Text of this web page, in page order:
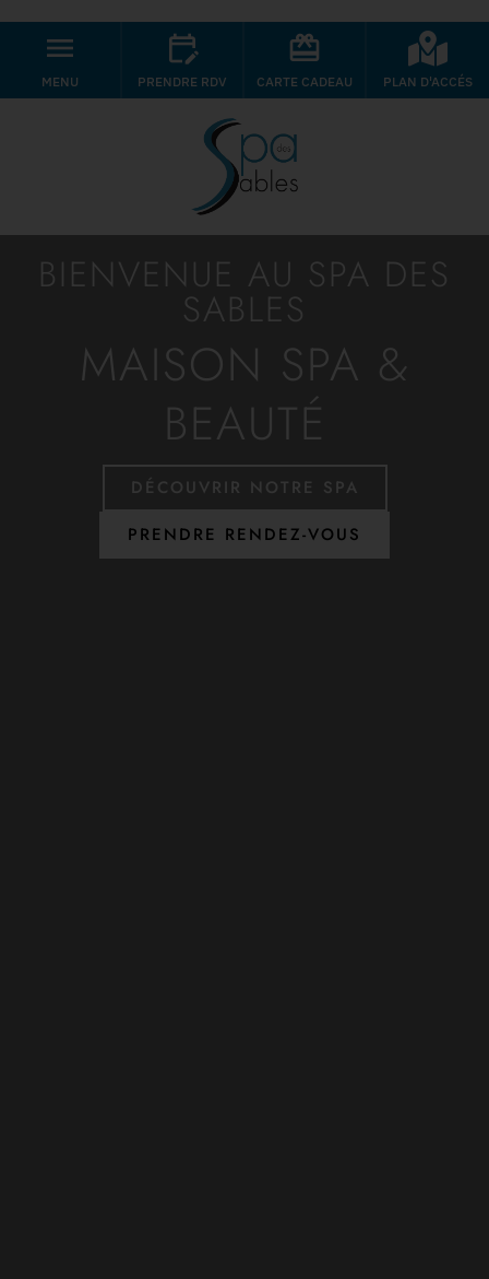
MENU PRENDRE RDV CARTE CADEAU PLAN D'ACCÉS
BIENVENUE AU SPA DES
SABLES
MAISON SPA &
BEAUTÉ
DÉCOUVRIR NOTRE SPA
PRENDRE RENDEZ-VOUS